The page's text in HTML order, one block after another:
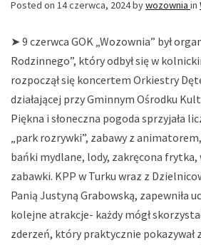
Posted on 14 czerwca, 2024bywozownia in
➤ 9 czerwca GOK „Wozownia” był
Rodzinnego”, który odbył się w
rozpoczął się koncertem Orkiestry
działającej przy Gminnym Ośrodku
Piękna i słoneczna pogoda sprzyjała
„park rozrywki”, zabawy z
bańki mydlane, lody, zakręcona frytka,
zabawki. KPP w Turku wraz z
Panią Justyną Grabowską, zapewniła
kolejne atrakcje- każdy mógł
zderzeń, który praktycznie pokazywał